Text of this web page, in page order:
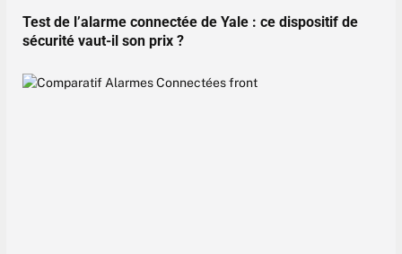
Test de l’alarme connectée de Yale : ce dispositif de
sécurité vaut-il son prix ?